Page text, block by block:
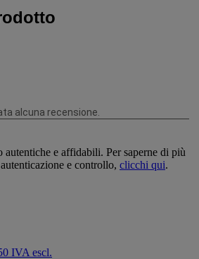
autentiche e affidabili. Per saperne di più
e controllo, clicchi qui.
IVA escl.